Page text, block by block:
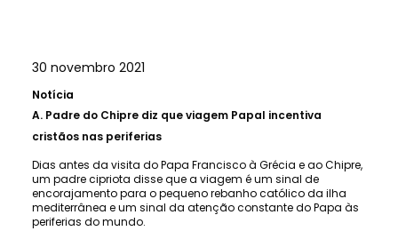
30 novembro 2021
Notícia
A. Padre do Chipre diz que viagem Papal incentiva
cristãos nas periferias
Dias antes da visita do Papa Francisco à Grécia e ao Chipre,
um padre cipriota disse que a viagem é um sinal de
encorajamento para o pequeno rebanho católico da ilha
mediterrânea e um sinal da atenção constante do Papa às
periferias do mundo.